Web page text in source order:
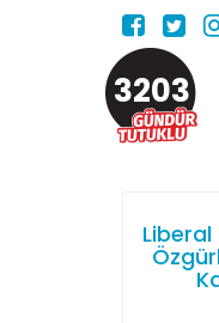
3203